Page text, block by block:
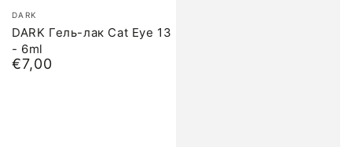
Бренд:
DARK
DARK Гель-лак Cat Eye 13
- 6ml
Обычная
€7,00